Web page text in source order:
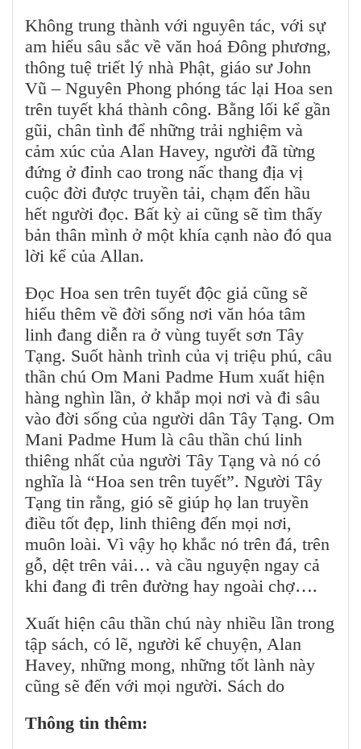
Không trung thành với nguyên tác, với sự
am hiểu sâu sắc về văn hoá Đông phương,
thông tuệ triết lý nhà Phật, giáo sư John
Vũ – Nguyên Phong phóng tác lại Hoa sen
trên tuyết khá thành công. Bằng lối kể gần
gũi, chân tình để những trải nghiệm và
cảm xúc của Alan Havey, người đã từng
đứng ở đỉnh cao trong nấc thang địa vị
cuộc đời được truyền tải, chạm đến hầu
hết người đọc. Bất kỳ ai cũng sẽ tìm thấy
bản thân mình ở một khía cạnh nào đó qua
lời kể của Allan.
Đọc Hoa sen trên tuyết độc giả cũng sẽ
hiểu thêm về đời sống nơi văn hóa tâm
linh đang diễn ra ở vùng tuyết sơn Tây
Tạng. Suốt hành trình của vị triệu phú, câu
thần chú Om Mani Padme Hum xuất hiện
hàng nghìn lần, ở khắp mọi nơi và đi sâu
vào đời sống của người dân Tây Tạng. Om
Mani Padme Hum là câu thần chú linh
thiêng nhất của người Tây Tạng và nó có
nghĩa là “Hoa sen trên tuyết”. Người Tây
Tạng tin rằng, gió sẽ giúp họ lan truyền
điều tốt đẹp, linh thiêng đến mọi nơi,
muôn loài. Vì vậy họ khắc nó trên đá, trên
gỗ, dệt trên vải… và cầu nguyện ngay cả
khi đang đi trên đường hay ngoài chợ….
Xuất hiện câu thần chú này nhiều lần trong
tập sách, có lẽ, người kể chuyện, Alan
Havey, những mong, những tốt lành này
cũng sẽ đến với mọi người. Sách do
Thông tin thêm: